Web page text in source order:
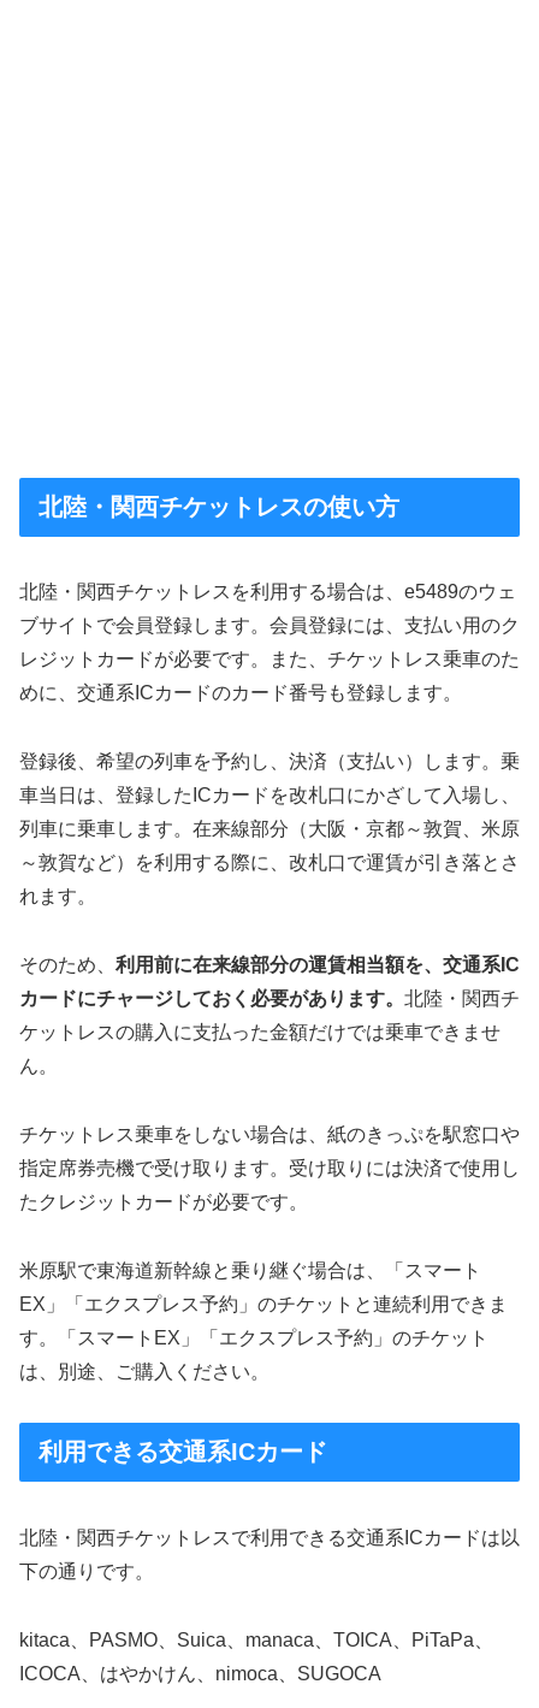
北陸・関西チケットレスの使い方
北陸・関西チケットレスを利用する場合は、e5489のウェ
ブサイトで会員登録します。会員登録には、支払い用のク
レジットカードが必要です。また、チケットレス乗車のた
めに、交通系ICカードのカード番号も登録します。
登録後、希望の列車を予約し、決済（支払い）します。乗
車当日は、登録したICカードを改札口にかざして入場し、
列車に乗車します。在来線部分（大阪・京都～敦賀、米原
～敦賀など）を利用する際に、改札口で運賃が引き落とさ
れます。
そのため、 利用前に在来線部分の運賃相当額を、交通系IC
カードにチャージしておく必要があります。 北陸・関西チ
ケットレスの購入に支払った金額だけでは乗車できませ
ん。
チケットレス乗車をしない場合は、紙のきっぷを駅窓口や
指定席券売機で受け取ります。受け取りには決済で使用し
たクレジットカードが必要です。
米原駅で東海道新幹線と乗り継ぐ場合は、「スマート
EX」「エクスプレス予約」のチケットと連続利用できま
す。「スマートEX」「エクスプレス予約」のチケット
は、別途、ご購入ください。
利用できる交通系ICカード
北陸・関西チケットレスで利用できる交通系ICカードは以
下の通りです。
kitaca、PASMO、Suica、manaca、TOICA、PiTaPa、
ICOCA、はやかけん、nimoca、SUGOCA